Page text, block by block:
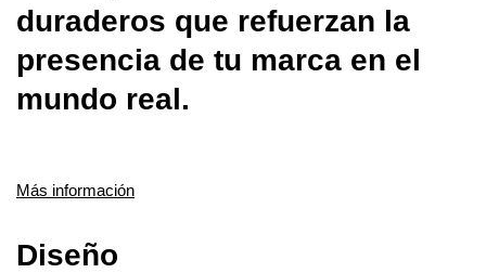
duraderos que refuerzan la
presencia de tu marca en el
mundo real.
Más información
Diseño